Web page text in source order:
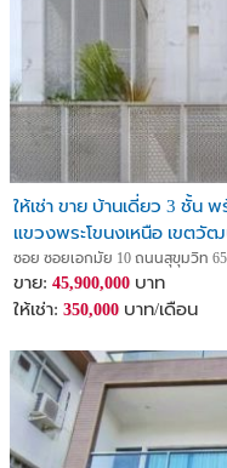
ให้เช่า ขาย บ้านเดี่ยว 3 ชั้น
แขวงพระโขนงเหนือ เขตวั
ซอย ซอยเอกมัย 10 ถนนสุขุมวิท
ขาย: 45,900,000 บาท
ให้เช่า: 350,000 บาท/เดือน